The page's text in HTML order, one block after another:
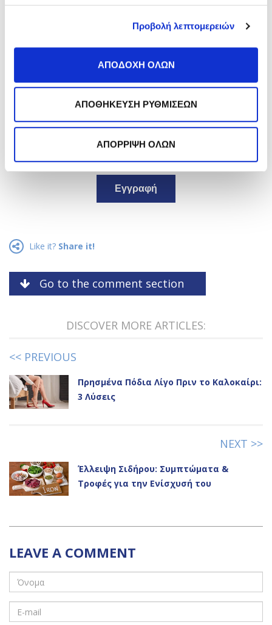
Προβολή λεπτομερειών
ΑΠΟΔΟΧΗ ΟΛΩΝ
ΑΠΟΘΗΚΕΥΣΗ ΡΥΘΜΙΣΕΩΝ
ΑΠΟΡΡΙΨΗ ΟΛΩΝ
άρθρα του μήνα στο inbox
της Frezyderm!
Αποδέχομαι τηνΠολιτική Απορρήτου.*
Εγγραφή
Like it? Share it!
Go to the comment section
DISCOVER MORE ARTICLES:
<< PREVIOUS
Πρησμένα Πόδια Λίγο Πριν το Καλοκαίρι:
3 Λύσεις
NEXT >>
Έλλειψη Σιδήρου: Συμπτώματα &
Τροφές για την Ενίσχυσή του
LEAVE A COMMENT